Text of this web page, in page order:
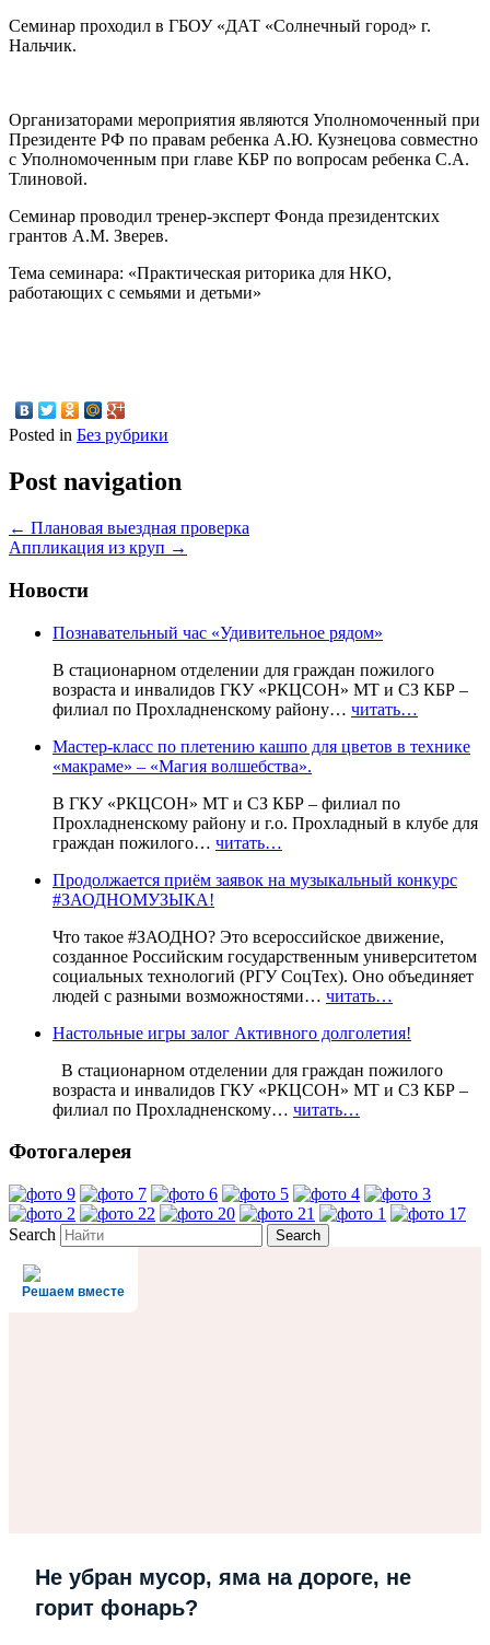
Семинар проходил в ГБОУ «ДАТ «Солнечный город» г.
Нальчик.
Организаторами мероприятия являются Уполномоченный при
Президенте РФ по правам ребенка А.Ю. Кузнецова совместно
с Уполномоченным при главе КБР по вопросам ребенка С.А.
Тлиновой.
Семинар проводил тренер-эксперт Фонда президентских
грантов А.М. Зверев.
Тема семинара: «Практическая риторика для НКО,
работающих с семьями и детьми»
Posted in Без рубрики
Post navigation
← Плановая выездная проверка
Аппликация из круп →
Новости
Познавательный час «Удивительное рядом»
В стационарном отделении для граждан пожилого
возраста и инвалидов ГКУ «РКЦСОН» МТ и СЗ КБР –
филиал по Прохладненскому району… читать…
Мастер-класс по плетению кашпо для цветов в технике
«макраме» – «Магия волшебства».
В ГКУ «РКЦСОН» МТ и СЗ КБР – филиал по
Прохладненскому району и г.о. Прохладный в клубе для
граждан пожилого… читать…
Продолжается приём заявок на музыкальный конкурс
#ЗАОДНОМУЗЫКА!
Что такое #ЗАОДНО? Это всероссийское движение,
созданное Российским государственным университетом
социальных технологий (РГУ СоцТех). Оно объединяет
людей с разными возможностями… читать…
Настольные игры залог Активного долголетия!
В стационарном отделении для граждан пожилого
возраста и инвалидов ГКУ «РКЦСОН» МТ и СЗ КБР –
филиал по Прохладненскому… читать…
Фотогалерея
Search
Решаем вместе
Не убран мусор, яма на дороге, не
горит фонарь?